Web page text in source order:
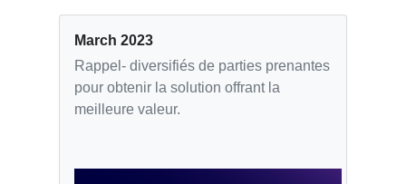
March 2023
Rappel- diversifiés de parties prenantes
pour obtenir la solution offrant la
meilleure valeur.